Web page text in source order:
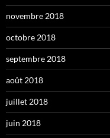
novembre 2018
octobre 2018
septembre 2018
août 2018
juillet 2018
juin 2018